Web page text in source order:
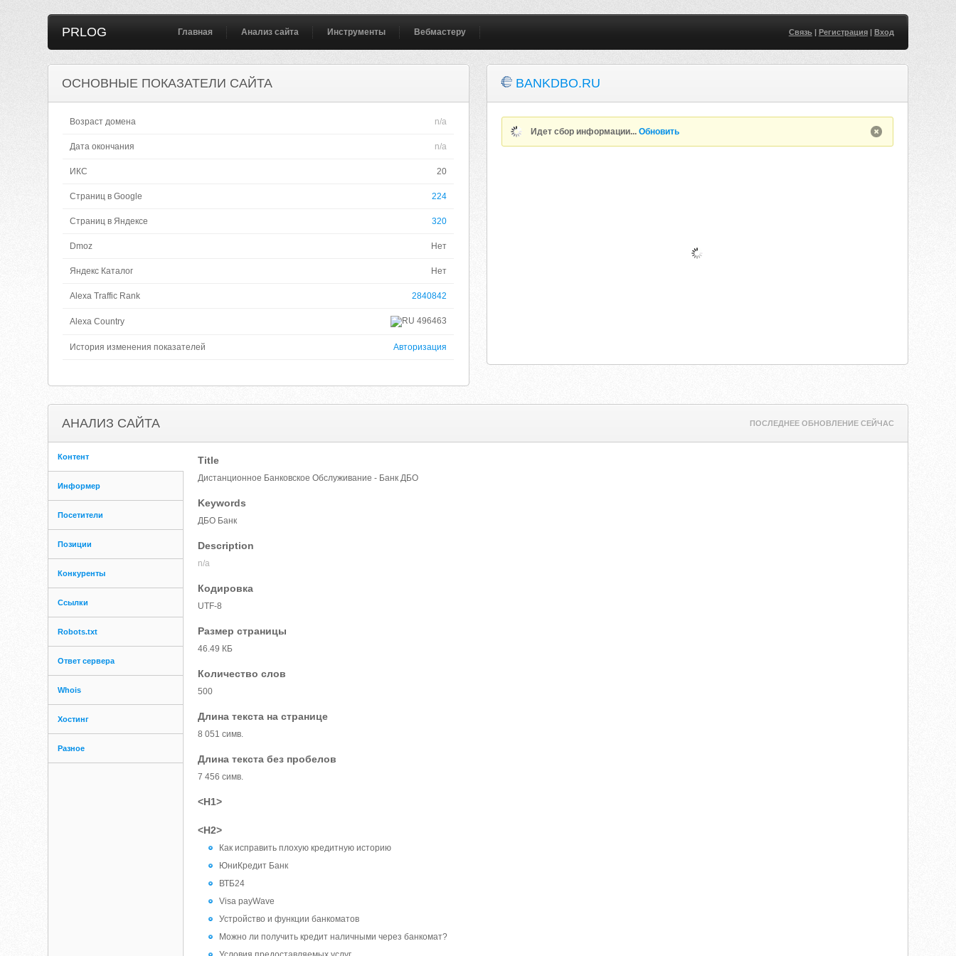
PRLOG Главная Анализ сайта Инструменты Вебмастеру Связь| Регистрация| Вход
ОСНОВНЫЕ ПОКАЗАТЕЛИ САЙТА
Возраст домена n/a
Дата окончания n/a
ИКС 20
Страниц в Google 224
Страниц в Яндексе 320
Dmoz Нет
Яндекс Каталог Нет
Alexa Traffic Rank 2840842
Alexa Country 496463
История изменения показателей Авторизация
BANKDBO.RU
Идет сбор информации...Обновить
АНАЛИЗ САЙТА ПОСЛЕДНЕЕ ОБНОВЛЕНИЕ СЕЙЧАС
Контент
Информер
Посетители
Позиции
Конкуренты
Ссылки
Robots.txt
Ответ сервера
Whois
Хостинг
Разное
Title
Дистанционное Банковское Обслуживание - Банк ДБО
Keywords
ДБО Банк
Description
n/a
Кодировка
UTF-8
Размер страницы
46.49 КБ
Количество слов
500
Длина текста на странице
8 051 симв.
Длина текста без пробелов
7 456 симв.
<H1>
<H2>
Как исправить плохую кредитную историю
ЮниКредит Банк
ВТБ24
Visa payWave
Устройство и функции банкоматов
Можно ли получить кредит наличными через банкомат?